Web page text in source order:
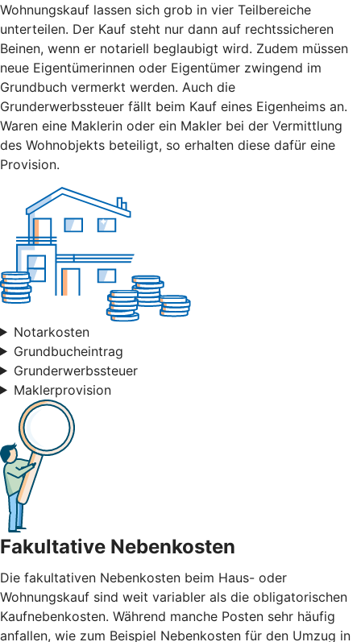
Wohnungskauf lassen sich grob in vier Teilbereiche
unterteilen. Der Kauf steht nur dann auf rechtssicheren
Beinen, wenn er notariell beglaubigt wird. Zudem müssen
neue Eigentümerinnen oder Eigentümer zwingend im
Grundbuch vermerkt werden. Auch die
Grunderwerbssteuer fällt beim Kauf eines Eigenheims an.
Waren eine Maklerin oder ein Makler bei der Vermittlung
des Wohnobjekts beteiligt, so erhalten diese dafür eine
Provision.
Notarkosten
Grundbucheintrag
Grunderwerbssteuer
Maklerprovision
Fakultative Nebenkosten
Die fakultativen Nebenkosten beim Haus- oder
Wohnungskauf sind weit variabler als die obligatorischen
Kaufnebenkosten. Während manche Posten sehr häufig
anfallen, wie zum Beispiel Nebenkosten für den Umzug in